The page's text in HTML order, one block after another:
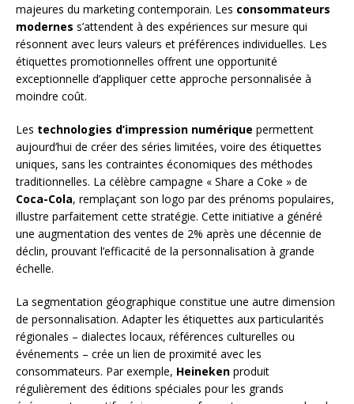
majeures du marketing contemporain. Les consommateurs
modernes s’attendent à des expériences sur mesure qui
résonnent avec leurs valeurs et préférences individuelles. Les
étiquettes promotionnelles offrent une opportunité
exceptionnelle d’appliquer cette approche personnalisée à
moindre coût.
Les technologies d’impression numérique permettent
aujourd’hui de créer des séries limitées, voire des étiquettes
uniques, sans les contraintes économiques des méthodes
traditionnelles. La célèbre campagne « Share a Coke » de
Coca-Cola, remplaçant son logo par des prénoms populaires,
illustre parfaitement cette stratégie. Cette initiative a généré
une augmentation des ventes de 2% après une décennie de
déclin, prouvant l’efficacité de la personnalisation à grande
échelle.
La segmentation géographique constitue une autre dimension
de personnalisation. Adapter les étiquettes aux particularités
régionales – dialectes locaux, références culturelles ou
événements – crée un lien de proximité avec les
consommateurs. Par exemple, Heineken produit
régulièrement des éditions spéciales pour les grands